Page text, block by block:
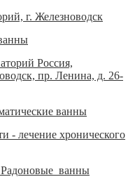
г. Железноводск
Россия,
пр. Ленина, д. 26-
ванны
- лечение хронического
Радоновые ванны